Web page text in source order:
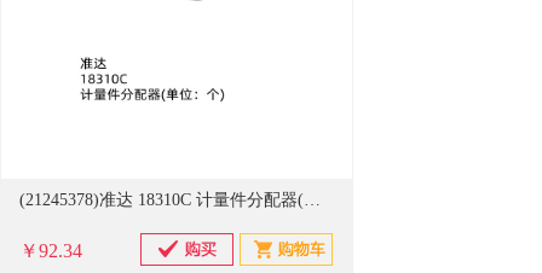
(21245378)准达 18310C 计量件分配器(单位：个)
￥92.34